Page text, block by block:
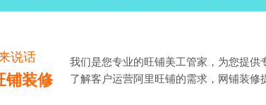
说话
铺装修
我们是您专业的旺铺美工管家，为您提供
了解客户运营阿里旺铺的需求，网铺装修